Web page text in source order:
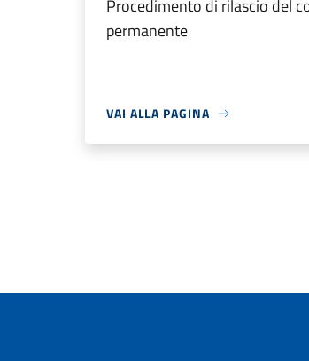
Procedimento di rilascio del
permanente
VAI ALLA PAGINA